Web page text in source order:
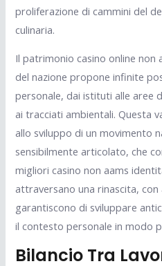
proliferazione di cammini del
culinaria.
Il patrimonio casino online non
del nazione propone infinite
personale, dai istituti alle aree
ai tracciati ambientali. Questa
allo sviluppo di un movimento
sensibilmente articolato, che
migliori casino non aams
attraversano una rinascita,
garantiscono di sviluppare
il contesto personale in modo
Bilancio Tra